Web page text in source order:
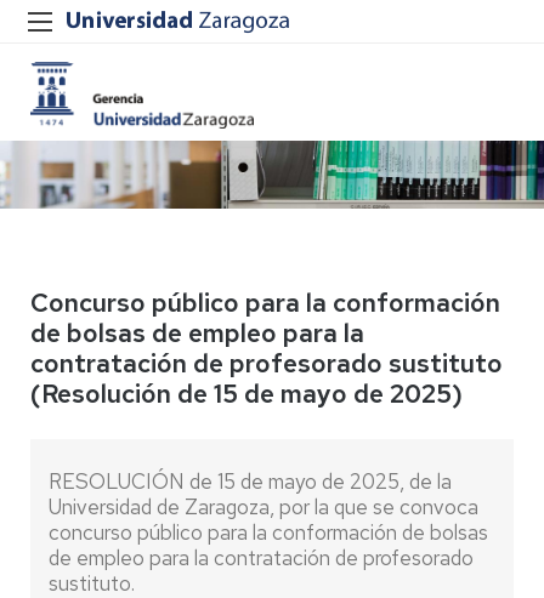
Concurso público para la conformación
de bolsas de empleo para la
contratación de profesorado sustituto
(Resolución de 15 de mayo de 2025)
RESOLUCIÓN de 15 de mayo de 2025, de la
Universidad de Zaragoza, por la que se convoca
concurso público para la conformación de bolsas
de empleo para la contratación de profesorado
sustituto.